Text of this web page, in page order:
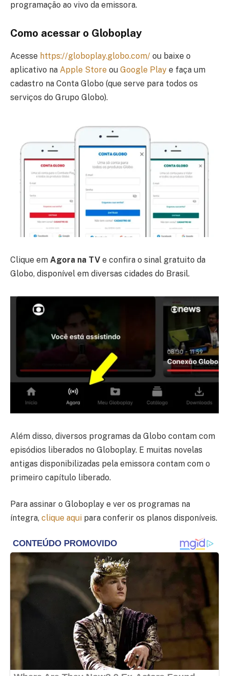
programação ao vivo da emissora.
Como acessar o Globoplay
Acesse https://globoplay.globo.com/ ou baixe o
aplicativo na Apple Store ou Google Play e faça um
cadastro na Conta Globo (que serve para todos os
serviços do Grupo Globo).
Clique em Agora na TV e confira o sinal gratuito da
Globo, disponível em diversas cidades do Brasil.
Além disso, diversos programas da Globo contam com
episódios liberados no Globoplay. E muitas novelas
antigas disponibilizadas pela emissora contam com o
primeiro capítulo liberado.
Para assinar o Globoplay e ver os programas na
íntegra, clique aqui para conferir os planos disponíveis.